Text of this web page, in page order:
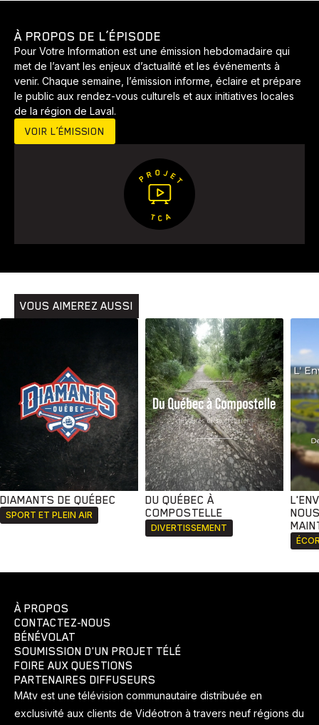
À PROPOS DE L’ÉPISODE
Pour Votre Information est une émission hebdomadaire qui
met de l’avant les enjeux d’actualité et les événements à
venir. Chaque semaine, l’émission informe, éclaire et prépare
le public aux rendez-vous culturels et aux initiatives locales
de la région de Laval.
VOIR L’ÉMISSION
VOUS AIMEREZ AUSSI
DIAMANTS DE QUÉBEC
SPORT ET PLEIN AIR
DU QUÉBEC À
COMPOSTELLE
DIVERTISSEMENT
À PROPOS
CONTACTEZ-NOUS
BÉNÉVOLAT
SOUMISSION D'UN PROJET TÉLÉ
FOIRE AUX QUESTIONS
PARTENAIRES DIFFUSEURS
MAtv est une télévision communautaire distribuée en
exclusivité aux clients de Vidéotron à travers neuf régions du